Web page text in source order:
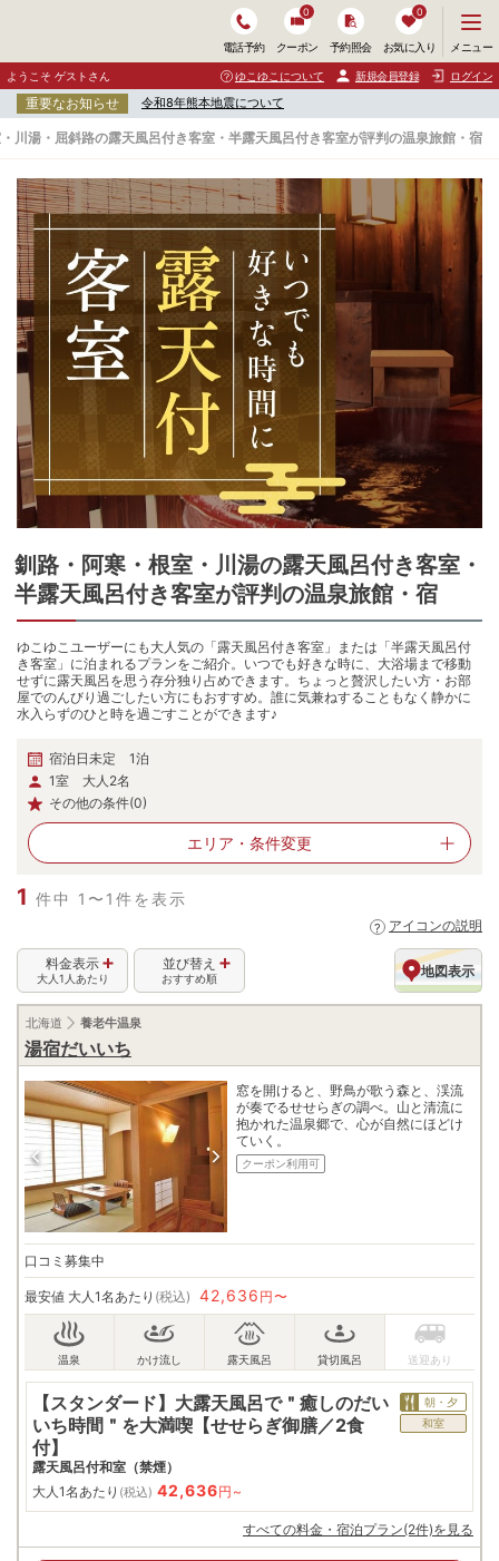
電話予約 クーポン
0
予約照会 お気に入り
0
ニ
ュ
ー
開
く
メニュー
ようこそ ゲストさん ゆこゆこについて 新規会員登録 ログイン
重要なお知らせ 令和8年熊本地震について
川湯・屈斜路の露天風呂付き客室・半露天風呂付き客室が評判の温泉旅館・宿
釧
路
・
阿
寒
・
根
室
・
川
湯
釧路・阿寒・根室・川湯の露天風呂付き客室・
半露天風呂付き客室が評判の温泉旅館・宿
ゆこゆこユーザーにも大人気の「露天風呂付き客室」または「半露天風呂付
き客室」に泊まれるプランをご紹介。いつでも好きな時に、大浴場まで移動
せずに露天風呂を思う存分独り占めできます。ちょっと贅沢したい方・お部
屋でのんびり過ごしたい方にもおすすめ。誰に気兼ねすることもなく静かに
水入らずのひと時を過ごすことができます♪
宿泊日未定 1泊
1室 大人2名
その他の条件(0)
エリア・ 条件変更
1 件中 1〜1件を表示
アイコンの説明
地図表示
並び替え
おすすめ順
料金表示
大人1人あたり
北海道 養老牛温泉
湯宿だいいち
窓を開けると、野鳥が歌う森と、渓流
が奏でるせせらぎの調べ。山と清流に
抱かれた温泉郷で、心が自然にほどけ
ていく。
クーポン利用可
口コミ募集中
最安値 大人1名あたり (税込) 42,636 円〜
【スタンダード】大露天風呂で＂癒しのだい
いち時間＂を大満喫【せせらぎ御膳／2食
付】
露天風呂付和室（禁煙）
朝・夕
和室
大人1名あたり (税込) 42,636円~
すべての料金・宿泊プラン(2件)を見る